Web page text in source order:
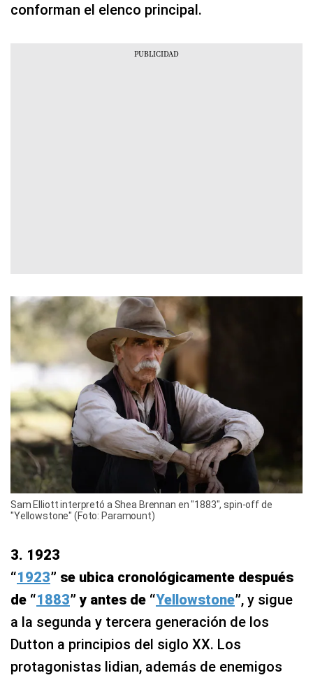
conforman el elenco principal.
Sam Elliott interpretó a Shea Brennan en "1883", spin-off de
"Yellowstone" (Foto: Paramount)
3. 1923
“1923” se ubica cronológicamente después
de “1883” y antes de “Yellowstone”, y sigue
a la segunda y tercera generación de los
Dutton a principios del siglo XX. Los
protagonistas lidian, además de enemigos